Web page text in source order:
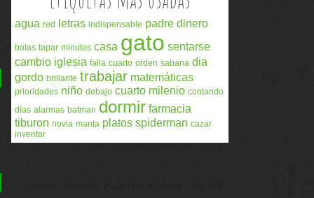
agua red letras indispensable padre dinero
bolas tapar minutos casa gato sentarse
cambio iglesia falla cuarto orden sabana dia
gordo brillante trabajar matemáticas
prioridades niño debajo cuarto milenio contando
días alarmas batman dormir farmacia
tiburon novia manta platos spiderman cazar
inventar